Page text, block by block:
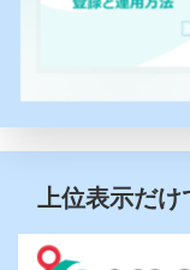
上位表示だけ